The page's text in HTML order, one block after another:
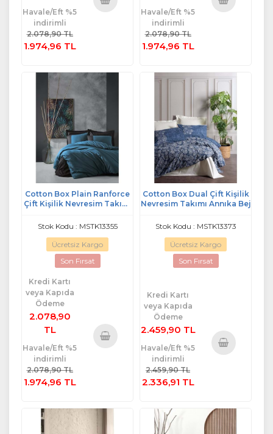
Havale/Eft %5
indirimli
2.078,90 TL
1.974,96 TL
Havale/Eft %5
indirimli
2.078,90 TL
1.974,96 TL
Cotton Box Plain Ranforce
Çift Kişilik Nevresim Takımı
Stok Kodu : MSTK13355
Ücretsiz Kargo
Son Fırsat
Kredi Kartı
veya Kapıda
Ödeme
2.078,90
TL
Havale/Eft %5
indirimli
2.078,90 TL
1.974,96 TL
Cotton Box Dual Çift Kişilik
Nevresim Takımı Annıka Bej
Stok Kodu : MSTK13373
Ücretsiz Kargo
Son Fırsat
Kredi Kartı
veya Kapıda
Ödeme
2.459,90 TL
Havale/Eft %5
indirimli
2.459,90 TL
2.336,91 TL